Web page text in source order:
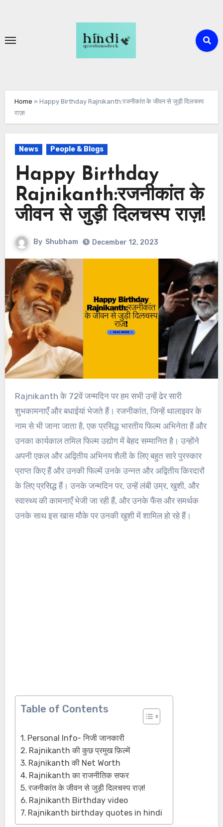
Home »Happy Birthday Rajnikanth:रजनीकांत के जीवन से जुड़ी दिलचस्प
राज़!
News People & Blogs
Happy Birthday
Rajnikanth:रजनीकांत के
जीवन से जुड़ी दिलचस्प राज़!
By Shubham December 12, 2023
Rajnikanth के 72वें जन्मदिन पर हम सभी उन्हें ढेर सारी
शुभकामनाएँ और बधाईयां भेजते हैं। रजनीकांत, जिन्हें थालाइवर के
नाम से भी जाना जाता है, एक प्रसिद्ध भारतीय फिल्म अभिनेता हैं और
उनका कार्यकाल तमिल फिल्म उद्योग में बेहद सम्मानित है। उन्होंने
अपनी एकल और अद्वितीय अभिनय शैली के लिए बहुत सारे पुरस्कार
प्राप्त किए हैं और उनकी फिल्में उनके उन्नत और अद्वितीय किरदारों
के लिए प्रसिद्ध हैं। उनके जन्मदिन पर, उन्हें लंबी उम्र, खुशी, और
स्वास्थ्य की कामनाएँ भेजी जा रही हैं, और उनके फैंस और समर्थक
उनके साथ इस खास मौके पर उनकी खुशी में शामिल हो रहे हैं।
Table of Contents
Personal Info- निजी जानकारी
Rajnikanth की कुछ प्रमुख फ़िल्में
Rajnikanth की Net Worth
Rajnikanth का राजनीतिक सफर
रजनीकांत के जीवन से जुड़ी दिलचस्प राज़!
Rajnikanth Birthday video
Rajnikanth birthday quotes in hindi